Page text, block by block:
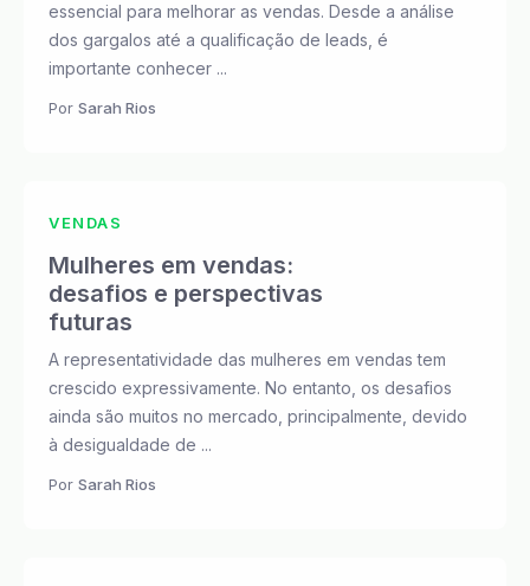
essencial para melhorar as vendas. Desde a análise
dos gargalos até a qualificação de leads, é
importante conhecer ...
Por Sarah Rios
VENDAS
Mulheres em vendas:
desafios e perspectivas
futuras
A representatividade das mulheres em vendas tem
crescido expressivamente. No entanto, os desafios
ainda são muitos no mercado, principalmente, devido
à desigualdade de ...
Por Sarah Rios